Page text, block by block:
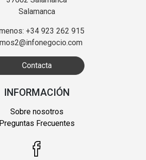
Salamanca
+34 923 262 915
Contacta
INFORMACIÓN
Sobre nosotros
Preguntas Frecuentes